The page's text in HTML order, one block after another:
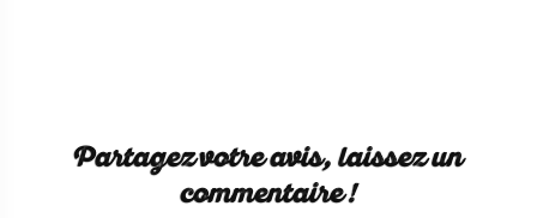
Partagez votre avis, laissez un
commentaire !